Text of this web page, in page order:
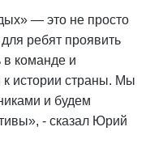
— это не просто
ребят проявить
в команде и
к истории страны. Мы
и будем
- сказал Юрий